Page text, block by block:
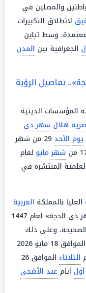
والمصلين في
لانطلاق التكبيرات
وسط تباين
الجغرافية بين المدن
تفاصيل الرؤية
المؤسسات الدينية
هلال شهر ذي
يوم الأحد
29 من شهر
شهر مايو لعام
العليا بالمملكة العربية
شهر ذي الحجة» لعام 1447
وعلى ذلك
الموافق 18 مايو 2026
الثلاثاء
الموافق 26
أول أيام عيد الأضحى